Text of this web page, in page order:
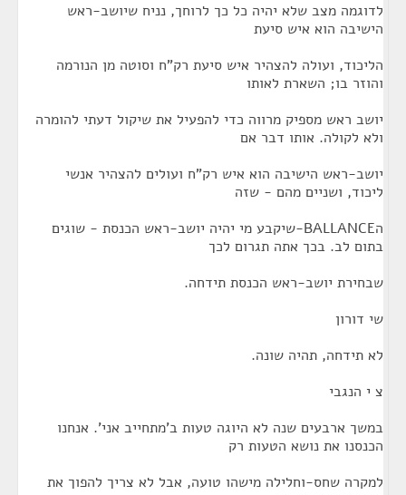
לדוגמה מצב שלא יהיה כל כך לרוחך, נניח שיושב-ראש
הישיבה הוא איש סיעת
הליכוד, ועולה להצהיר איש סיעת רק"ח וסוטה מן הנורמה
והוזר בו; השארת לאותו
יושב ראש מספיק מרווה כדי להפעיל את שיקול דעתי להומרה
ולא לקולה. אותו דבר אם
יושב-ראש הישיבה הוא איש רק"ח ועולים להצהיר אנשי
ליכוד, ושניים מהם - שזה
הBALLANCE-שיקבע מי יהיה יושב-ראש הכנסת - שוגים
בתום לב. בכך אתה תגרום לכך
שבחירת יושב-ראש הכנסת תידחה.
שי דורון
לא תידחה, תהיה שונה.
צ י הנגבי
במשך ארבעים שנה לא היוגה טעות ב'מתחייב אני'. אנחנו
הכנסנו את נושא הטעות רק
למקרה שחס-וחלילה מישהו טועה, אבל לא צריך להפוך את